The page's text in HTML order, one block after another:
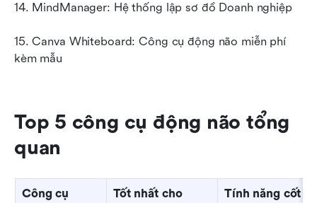
14. MindManager: Hệ thống lập sơ đồ Doanh nghiệp
15. Canva Whiteboard: Công cụ động não miễn phí
kèm mẫu
Top 5 công cụ động não tổng
quan
Công cụ Tốt nhất cho Tính năng cốt